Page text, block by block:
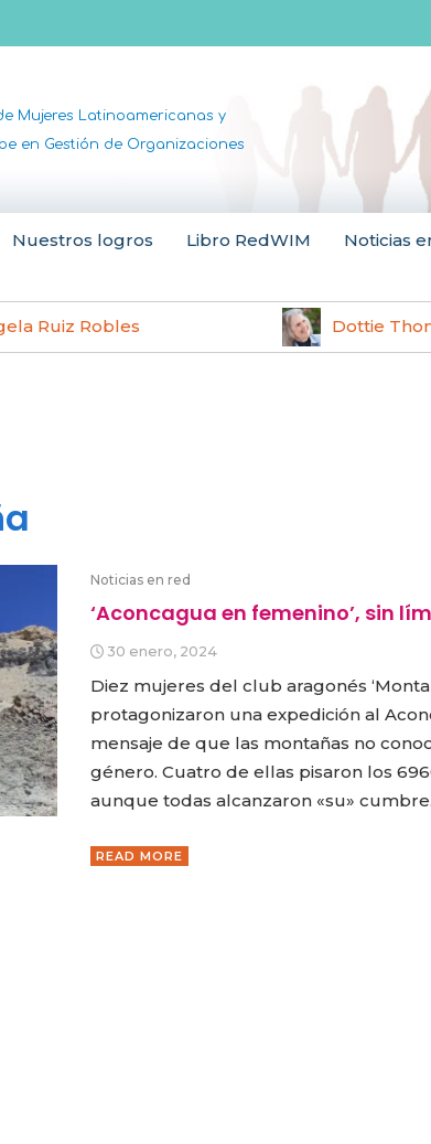
Mujeres Latinoamericanas y
en Gestión de Organizaciones
Nuestros logros Libro RedWIM Noticias
Ruiz Robles Dottie
Noticias en red
‘Aconcagua en femenino’, sin
30 enero, 2024
Diez mujeres del club aragonés
protagonizaron una expedición al
mensaje de que las montañas no
género. Cuatro de ellas pisaron los
aunque todas alcanzaron «su» cumbre.
READ MORE